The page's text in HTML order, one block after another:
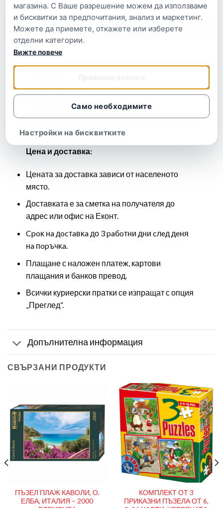
Описание
Брой части:30
Размер на пъзела: 32.5×21.5 см.
Размер на кутията: 27×21.5×4.8 cм.
За възраст:
3+ години
Цена и доставка:
Цената за доставка зависи от населеното
място.
Доставката е за сметка на получателя до
адрес или офис на Еконт.
Cpoĸ нa дocтaвĸa до 3 paбoтни дни cлeд дeня
нa пopъчĸa.
Плащане с наложен платеж, картови
плащания и банков превод.
Всички куриерски пратки се изпращат с опция
„Преглед“.
Допълнителна информация
СВЪРЗАНИ ПРОДУКТИ
ПЪЗЕЛ ПЛАЖ КАВОЛИ, О.
ЕЛБА, ИТАЛИЯ – 2000
КОМПЛЕКТ ОТ 3
ПРИКАЗНИ ПЪЗЕЛА ОТ 6,
магазина. С Ваше разрешение можем да използваме
и бисквитки за предпочитания, анализ и маркетинг.
Можете да приемете, откажете или изберете
отделни категории.
Само необходимите
Настройки на бисквитките
Вижте повече